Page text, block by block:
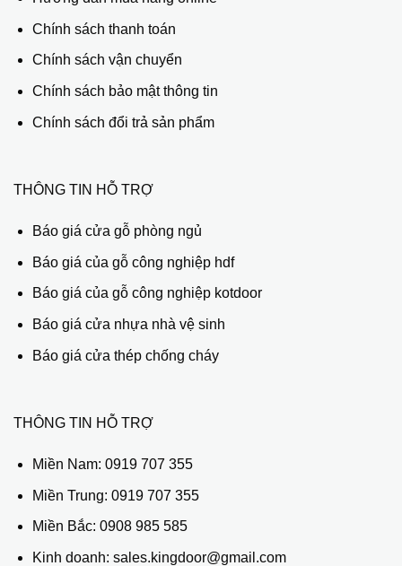
Chính sách thanh toán
Chính sách vận chuyển
Chính sách bảo mật thông tin
Chính sách đổi trả sản phẩm
THÔNG TIN HỖ TRỢ
Báo giá cửa gỗ phòng ngủ
Báo giá của gỗ công nghiệp hdf
Báo giá của gỗ công nghiệp kotdoor
Báo giá cửa nhựa nhà vệ sinh
Báo giá cửa thép chống cháy
THÔNG TIN HỖ TRỢ
Miền Nam: 0919 707 355
Miền Trung: 0919 707 355
Miền Bắc: 0908 985 585
Kinh doanh: sales.kingdoor@gmail.com